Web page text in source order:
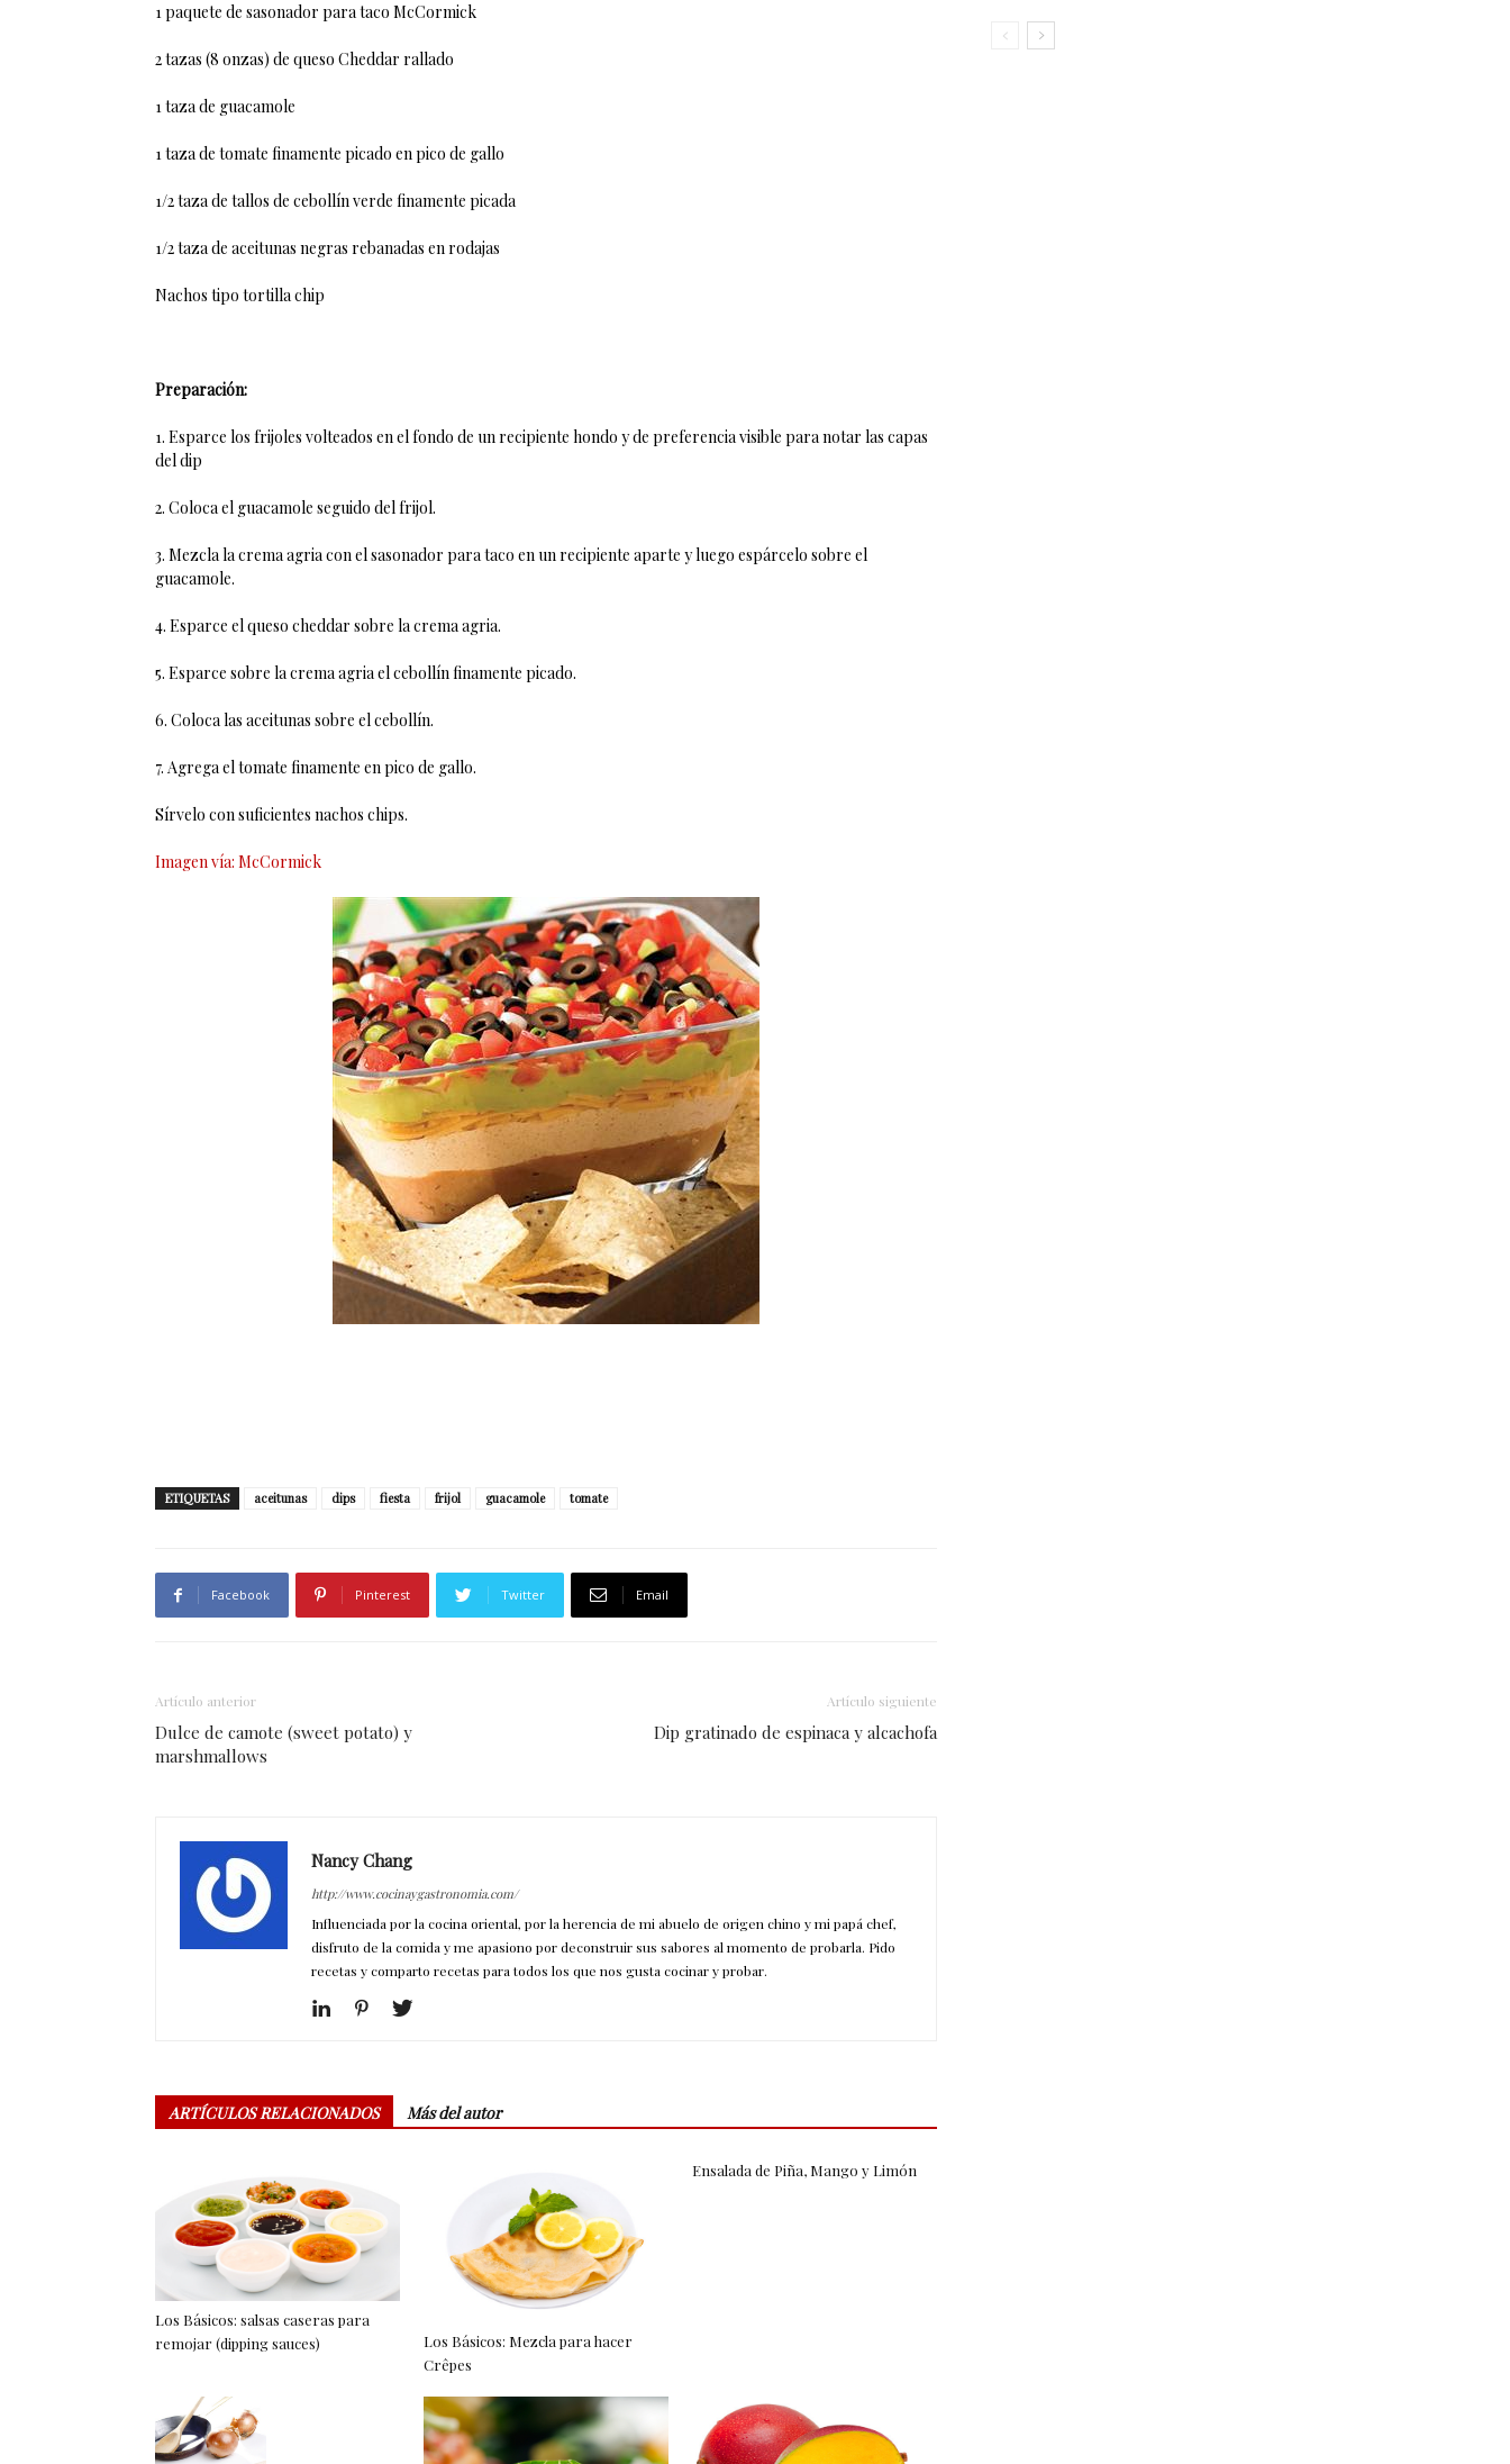
1 paquete de sasonador para taco McCormick
2 tazas (8 onzas) de queso Cheddar rallado
1 taza de guacamole
1 taza de tomate finamente picado en pico de gallo
1/2 taza de tallos de cebollín verde finamente picada
1/2 taza de aceitunas negras rebanadas en rodajas
Nachos tipo tortilla chip
Preparación:
1. Esparce los frijoles volteados en el fondo de un recipiente hondo y de preferencia visible para notar las capas
del dip
2. Coloca el guacamole seguido del frijol.
3. Mezcla la crema agria con el sasonador para taco en un recipiente aparte y luego espárcelo sobre el
guacamole.
4. Esparce el queso cheddar sobre la crema agria.
5. Esparce sobre la crema agria el cebollín finamente picado.
6. Coloca las aceitunas sobre el cebollín.
7. Agrega el tomate finamente en pico de gallo.
Sírvelo con suficientes nachos chips.
Imagen vía: McCormick
ETIQUETAS aceitunas dips fiesta frijol guacamole tomate
Facebook Pinterest Twitter Email
Artículo anterior
Dulce de camote (sweet potato) y
marshmallows
Artículo siguiente
Dip gratinado de espinaca y alcachofa
Nancy Chang
http://www.cocinaygastronomia.com/
Influenciada por la cocina oriental, por la herencia de mi abuelo de origen chino y mi papá chef,
disfruto de la comida y me apasiono por deconstruir sus sabores al momento de probarla. Pido
recetas y comparto recetas para todos los que nos gusta cocinar y probar.
ARTÍCULOS RELACIONADOS Más del autor
Los Básicos: salsas caseras para
remojar (dipping sauces)
Los Básicos: Mezcla para hacer
Crêpes
Ensalada de Piña, Mango y Limón